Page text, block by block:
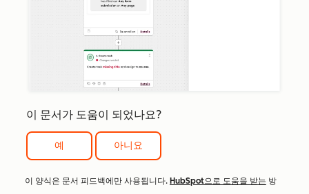
이 문서가 도움이 되었나요?
예 아니요
이 양식은 문서 피드백에만 사용됩니다. HubSpot으로 도움을 받는 방